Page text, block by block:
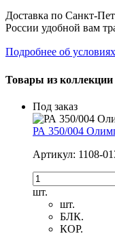
Доставка по Санкт-
России удобной вам
Подробнее об
Товары из коллекции
Под заказ
РА 350/004
Артикул: 1108-
шт.
шт.
БЛК.
КОР.